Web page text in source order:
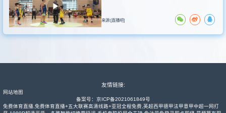
来源:[直播吧]
友情链接:
网站地图
备案号： 京ICP备2021061849号
免费体育直播,免费体育直播+五大联赛高清线路+亚冠全程免费,英超西甲德甲法甲意甲中超一网打